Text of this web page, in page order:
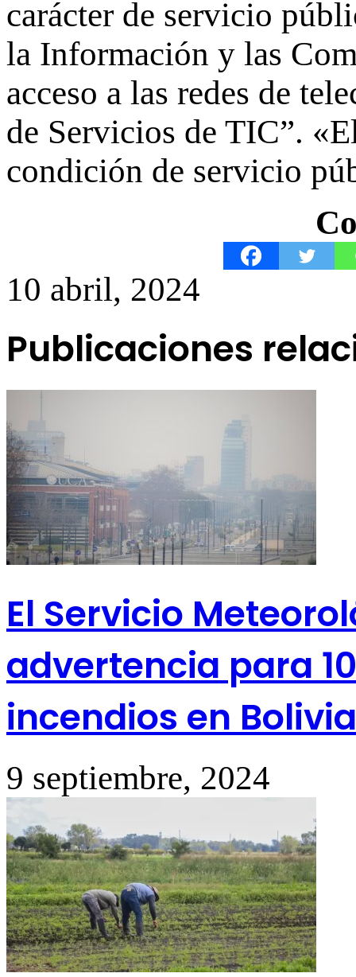
carácter de servicio
la Información y las
acceso a las redes de
de Servicios de TIC”.
condición de servicio
10 abril, 2024
Publicaciones
El Servicio
advertencia para
incendios en Bolivia
9 septiembre, 2024